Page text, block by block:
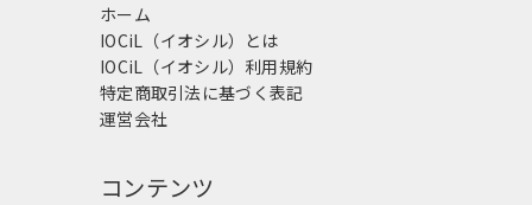
ホーム
IOCiL（イオシル）とは
IOCiL（イオシル）利用規約
特定商取引法に基づく表記
運営会社
コンテンツ